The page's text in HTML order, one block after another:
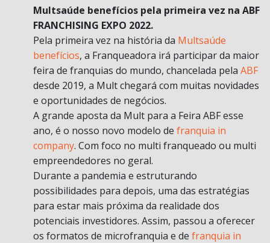
Multsaúde benefícios pela primeira vez na ABF
FRANCHISING EXPO 2022.
Pela primeira vez na história da Multsaúde
benefícios, a Franqueadora irá participar da maior
feira de franquias do mundo, chancelada pela ABF
desde 2019, a Mult chegará com muitas novidades
e oportunidades de negócios.
A grande aposta da Mult para a Feira ABF esse
ano, é o nosso novo modelo de franquia in
company. Com foco no multi franqueado ou multi
empreendedores no geral.
Durante a pandemia e estruturando
possibilidades para depois, uma das estratégias
para estar mais próxima da realidade dos
potenciais investidores. Assim, passou a oferecer
os formatos de microfranquia e de franquia in